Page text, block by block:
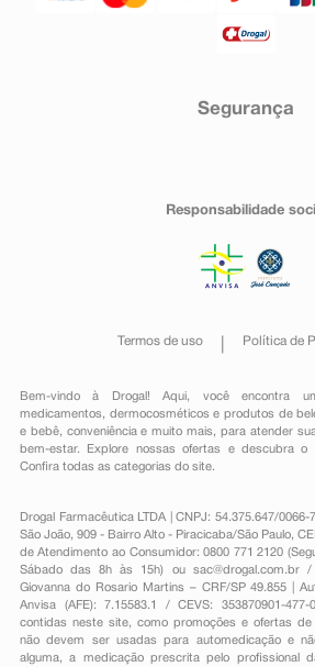
Segurança
Responsabilidade
Termos de uso Política de
Bem-vindo à Drogal! Aqui, você encontra
medicamentos , dermocosméticos e produtos de
e bebê, conveniênciae muito mais, para atender
bem-estar. Explore nossas ofertas e descubra o
Confira todas as categorias do site.
Drogal Farmacêutica LTDA | CNPJ: 54.375.647/0066-
São João, 909 - Bairro Alto - Piracicaba/São Paulo,
de Atendimento ao Consumidor: 0800 771 2120
Sábado das 8h às 15h) ou sac@drogal.com.br/
Giovanna do Rosario Martins – CRF/SP 49.855 |
Anvisa (AFE): 7.15583.1 / CEVS: 353870901-477-
contidas neste site, como promoções e ofertas de
não devem ser usadas para automedicação e
alguma, a medicação prescrita pelo profissional